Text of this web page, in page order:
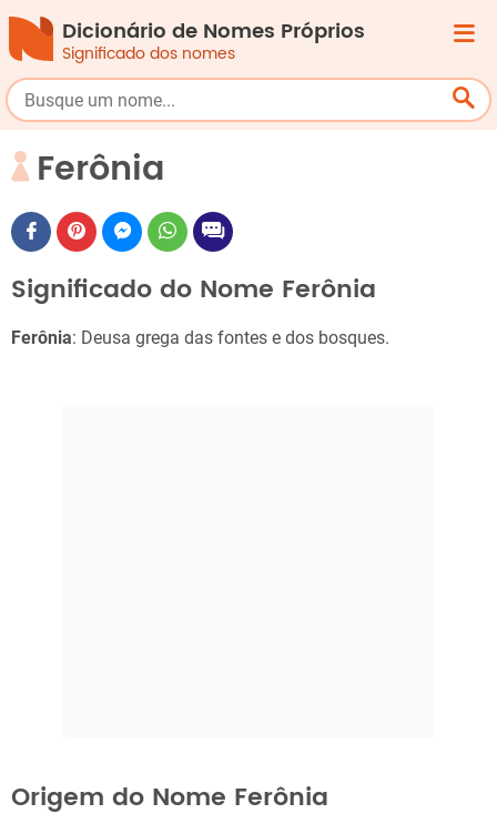
Dicionário de Nomes Próprios
Significado dos nomes
Ferônia
Significado do Nome Ferônia
Ferônia: Deusa grega das fontes e dos bosques.
Origem do Nome Ferônia